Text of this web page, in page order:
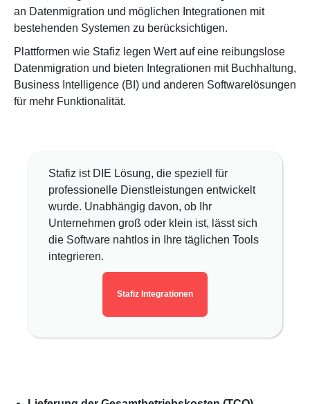
an Datenmigration und möglichen Integrationen mit
bestehenden Systemen zu berücksichtigen.
Plattformen wie Stafiz legen Wert auf eine reibungslose
Datenmigration und bieten Integrationen mit Buchhaltung,
Business Intelligence (BI) und anderen Softwarelösungen
für mehr Funktionalität.
Stafiz ist DIE Lösung, die speziell für
professionelle Dienstleistungen entwickelt
wurde. Unabhängig davon, ob Ihr
Unternehmen groß oder klein ist, lässt sich
die Software nahtlos in Ihre täglichen Tools
integrieren.
Stafiz Integrationen